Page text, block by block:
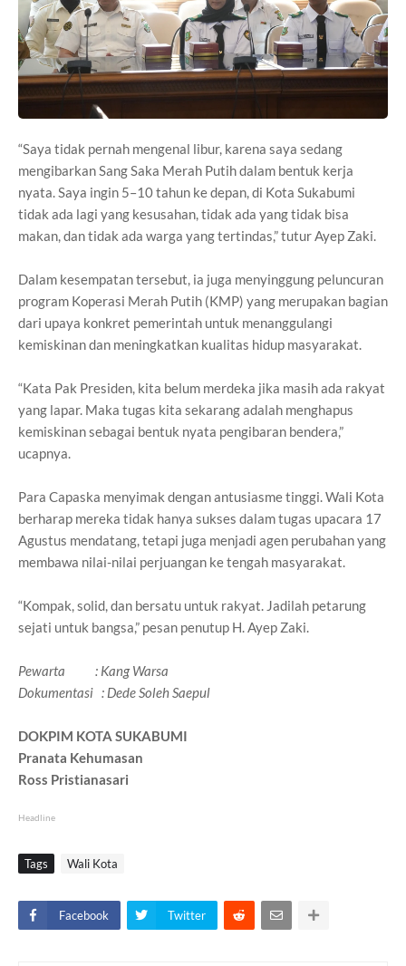
“Saya tidak pernah mengenal libur, karena saya sedang
mengibarkan Sang Saka Merah Putih dalam bentuk kerja
nyata. Saya ingin 5–10 tahun ke depan, di Kota Sukabumi
tidak ada lagi yang kesusahan, tidak ada yang tidak bisa
makan, dan tidak ada warga yang tertindas,” tutur Ayep Zaki.
Dalam kesempatan tersebut, ia juga menyinggung peluncuran
program Koperasi Merah Putih (KMP) yang merupakan bagian
dari upaya konkret pemerintah untuk menanggulangi
kemiskinan dan meningkatkan kualitas hidup masyarakat.
“Kata Pak Presiden, kita belum merdeka jika masih ada rakyat
yang lapar. Maka tugas kita sekarang adalah menghapus
kemiskinan sebagai bentuk nyata pengibaran bendera,”
ucapnya.
Para Capaska menyimak dengan antusiasme tinggi. Wali Kota
berharap mereka tidak hanya sukses dalam tugas upacara 17
Agustus mendatang, tetapi juga menjadi agen perubahan yang
membawa nilai-nilai perjuangan ke tengah masyarakat.
“Kompak, solid, dan bersatu untuk rakyat. Jadilah petarung
sejati untuk bangsa,” pesan penutup H. Ayep Zaki.
Pewarta : Kang Warsa
Dokumentasi : Dede Soleh Saepul
DOKPIM KOTA SUKABUMI
Pranata Kehumasan
Ross Pristianasari
Headline
Tags Wali Kota
Facebook Twitter